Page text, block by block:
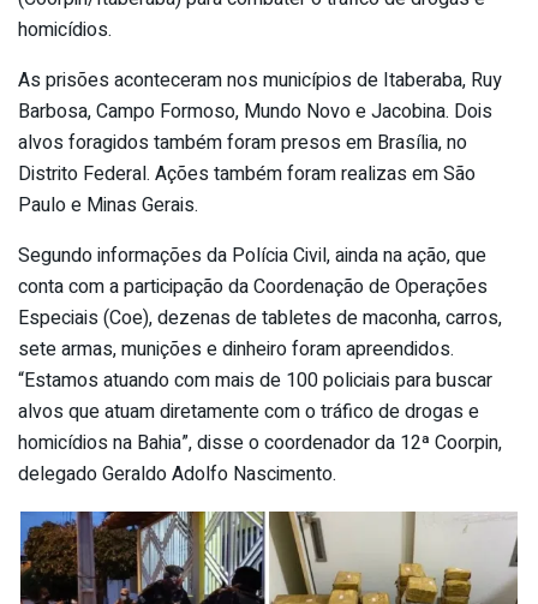
homicídios.
As prisões aconteceram nos municípios de Itaberaba, Ruy
Barbosa, Campo Formoso, Mundo Novo e Jacobina. Dois
alvos foragidos também foram presos em Brasília, no
Distrito Federal. Ações também foram realizas em São
Paulo e Minas Gerais.
Segundo informações da Polícia Civil, ainda na ação, que
conta com a participação da Coordenação de Operações
Especiais (Coe), dezenas de tabletes de maconha, carros,
sete armas, munições e dinheiro foram apreendidos.
“Estamos atuando com mais de 100 policiais para buscar
alvos que atuam diretamente com o tráfico de drogas e
homicídios na Bahia”, disse o coordenador da 12ª Coorpin,
delegado Geraldo Adolfo Nascimento.